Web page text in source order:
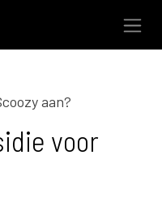
aan?
voor